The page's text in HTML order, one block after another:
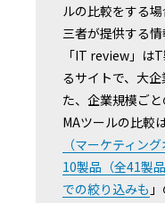
ルの比較をする
三者が提供する情
「IT review」は
るサイトで、大
た、企業規模ごと
MAツールの比較
（マーケティン
10製品（全41製
での絞り込みも